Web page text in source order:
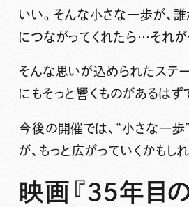
いい。そんな小さな一歩が、
につながってくれたら…それが
そんな思いが込められたステ
にもそっと響くものがあるはず
今後の開催では、“小さな一
が、もっと広がっていくかもし
映画『35年目